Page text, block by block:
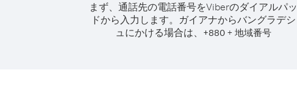
まず、通話先の電話番号をViberのダイアルパッ
ドから入力します。 ガイアナからバングラデシ
ュにかける場合は、 +880 + 地域番号